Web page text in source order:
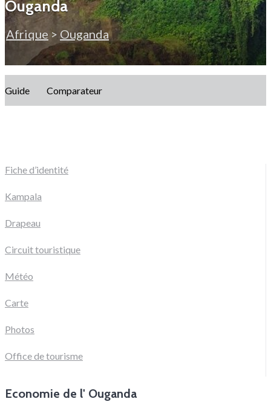
Ouganda
Afrique > Ouganda
Guide Comparateur
Fiche d’identité
Kampala
Drapeau
Circuit touristique
Météo
Carte
Photos
Office de tourisme
Economie de l' Ouganda